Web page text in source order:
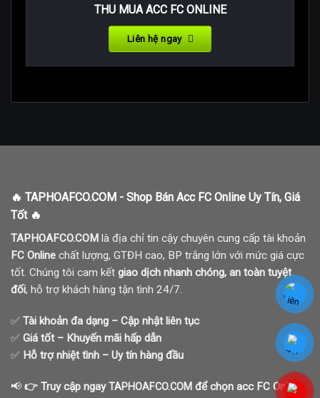
THU MUA ACC FC ONLINE
Liên hệ ngay
🔥 TAPHOAFCO.COM - Shop Bán Acc FC Online Uy Tín, Giá
Tốt 🔥
TAPHOAFCO.COM là địa chỉ tin cậy chuyên cung cấp tài khoản
FC Online chất lượng, GTĐH cao, BP trắng lớn với mức giá cực
tốt. Chúng tôi cam kết giao dịch nhanh chóng, an toàn tuyệt
đối, hỗ trợ khách hàng tận tình 24/7.
✅ Tài khoản đa dạng – Cập nhật liên tục
✅ Giá tốt – Khuyến mãi hấp dẫn
✅ Hỗ trợ nhiệt tình – Uy tín hàng đầu
📢👉 Truy cập ngayTAPHOAFCO.COM để chọn acc FC Online